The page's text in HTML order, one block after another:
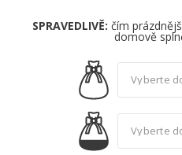
SPRAVEDLIVĚ: čím
domově